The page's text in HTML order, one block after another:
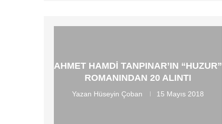
AHMET HAMDI TANPINAR’IN “HUZUR”
ROMANINDAN 20 ALINTI
Yazan Hüseyin Çoban 15 Mayıs 2018